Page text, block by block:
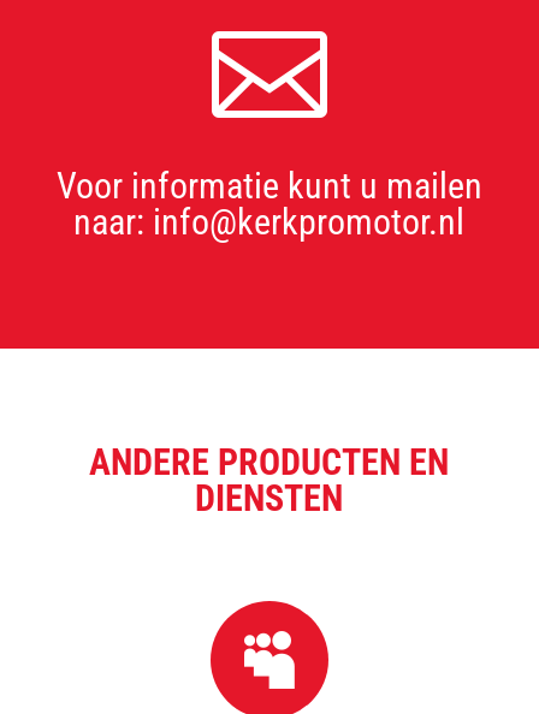

Voor informatie kunt u mailen
naar: info@kerkpromotor.nl
ANDERE PRODUCTEN EN
DIENSTEN
